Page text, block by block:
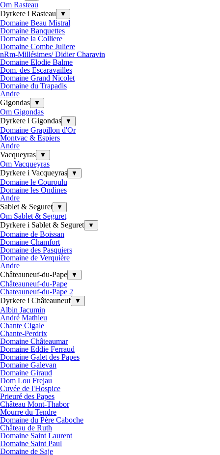
Om Rasteau
Dyrkere i Rasteau
▼
Domaine Beau Mistral
Domaine Banquettes
Domaine la Colliere
Domaine Combe Juliere
nRm-Millésimes/ Didier Charavin
Domaine Elodie Balme
Dom. des Escaravailles
Domaine Grand Nicolet
Domaine du Trapadis
Andre
Gigondas
▼
Om Gigondas
Dyrkere i Gigondas
▼
Domaine Grapillon d'Or
Montvac & Espiers
Andre
Vacqueyras
▼
Om Vacqueyras
Dyrkere i Vacqueyras
▼
Domaine le Couroulu
Domaine les Ondines
Andre
Sablet & Seguret
▼
Om Sablet & Seguret
Dyrkere i Sablet & Seguret
▼
Domaine de Boissan
Domaine Chamfort
Domaine des Pasquiers
Domaine de Verquière
Andre
Châteauneuf-du-Pape
▼
Châteauneuf-du-Pape
Chateauneuf-du-Pape 2
Dyrkere i Châteauneuf
▼
Albin Jacumin
André Mathieu
Chante Cigale
Chante-Perdrix
Domaine Châteaumar
Domaine Eddie Ferraud
Domaine Galet des Papes
Domaine Galevan
Domaine Giraud
Dom Lou Frejau
Cuvée de l'Hospice
Prieuré des Papes
Château Mont-Thabor
Mourre du Tendre
Domaine du Père Caboche
Château de Ruth
Domaine Saint Laurent
Domaine Saint Paul
Domaine de Saje